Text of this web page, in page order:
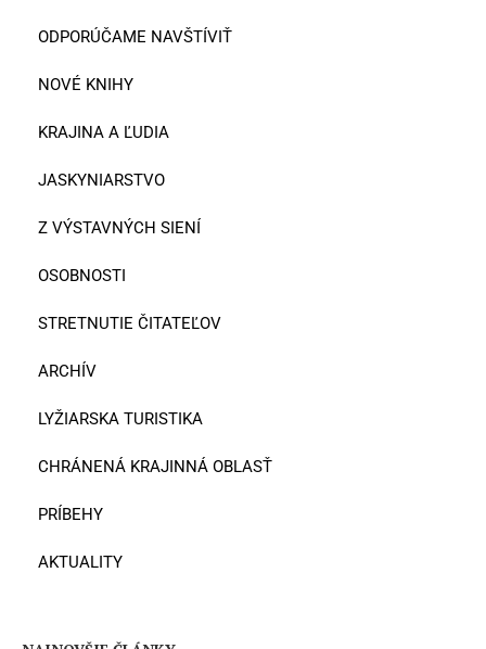
ODPORÚČAME NAVŠTÍVIŤ
NOVÉ KNIHY
KRAJINA A ĽUDIA
JASKYNIARSTVO
Z VÝSTAVNÝCH SIENÍ
OSOBNOSTI
STRETNUTIE ČITATEĽOV
ARCHÍV
LYŽIARSKA TURISTIKA
CHRÁNENÁ KRAJINNÁ OBLASŤ
PRÍBEHY
AKTUALITY